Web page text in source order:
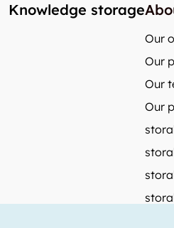
Knowledge storage
Our
Our
Our
Our